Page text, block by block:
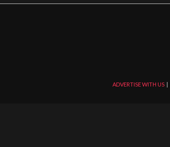
ADVERTISE WITH US|